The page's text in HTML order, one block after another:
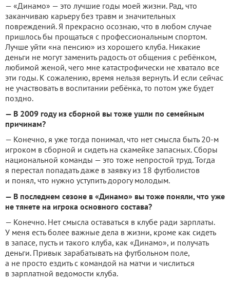
— «Динамо» — это лучшие годы моей жизни. Рад, что
заканчиваю карьеру без травм и значительных
повреждений. Я прекрасно осознаю, что в любом случае
пришлось бы прощаться с профессиональным спортом.
Лучше уйти «на пенсию» из хорошего клуба. Никакие
деньги не могут заменить радость от общения с ребёнком,
любимой женой, чего мне катастрофически не хватало все
эти годы. К сожалению, время нельзя вернуть. И если сейчас
не участвовать в воспитании ребёнка, то потом уже будет
поздно.
— В 2009 году из сборной вы тоже ушли по семейным
причинам?
— Конечно, я уже тогда понимал, что нет смысла быть 20-м
игроком в сборной и сидеть на скамейке запасных. Сборы
национальной команды — это тоже непростой труд. Тогда
я перестал попадать даже в заявку из 18 футболистов
и понял, что нужно уступить дорогу молодым.
— В последнем сезоне в «Динамо» вы тоже поняли, что уже
не тянете на игрока основного состава?
— Конечно. Нет смысла оставаться в клубе ради зарплаты.
У меня есть более важные дела в жизни, кроме как сидеть
в запасе, пусть и такого клуба, как «Динамо», и получать
деньги. Привык зарабатывать на футбольном поле,
а не просто ездить с командой на матчи и числиться
в зарплатной ведомости клуба.